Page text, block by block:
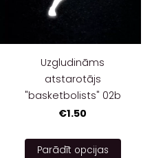
Uzgludināms
atstarotājs
"basketbolists" 02b
€1.50
Parādīt opcijas